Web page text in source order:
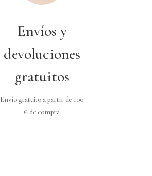
Envíos y
devoluciones
gratuitos
Envío gratuito a partir de 100
€ de compra